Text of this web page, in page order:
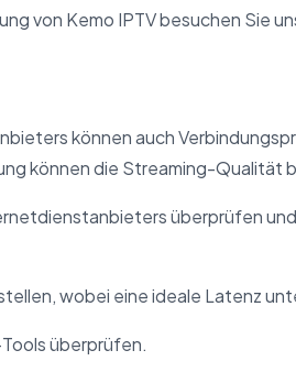
von Kemo IPTV besuchen Sie
können auch
können die Streaming-Qualität
überprüfen
wobei eine ideale Latenz
überprüfen.